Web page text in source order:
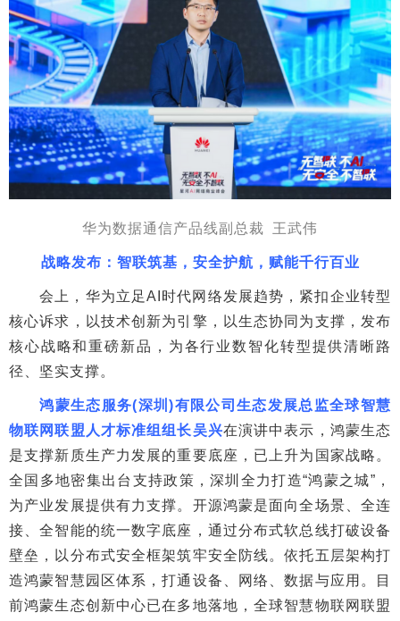
华为数据通信产品线副总裁 王武伟
战略发布：智联筑基，安全护航，赋能千行百业
会上，华为立足AI时代网络发展趋势，紧扣企业转型
核心诉求，以技术创新为引擎，以生态协同为支撑，发布
核心战略和重磅新品，为各行业数智化转型提供清晰路
径、坚实支撑。
鸿蒙生态服务(深圳)有限公司生态发展总监全球智慧
物联网联盟人才标准组组长吴兴在演讲中表示，鸿蒙生态
是支撑新质生产力发展的重要底座，已上升为国家战略。
全国多地密集出台支持政策，深圳全力打造“鸿蒙之城”，
为产业发展提供有力支撑。开源鸿蒙是面向全场景、全连
接、全智能的统一数字底座，通过分布式软总线打破设备
壁垒，以分布式安全框架筑牢安全防线。依托五层架构打
造鸿蒙智慧园区体系，打通设备、网络、数据与应用。目
前鸿蒙生态创新中心已在多地落地，全球智慧物联网联盟